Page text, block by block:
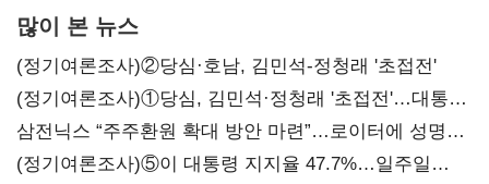
많이 본 뉴스
(정기여론조사)②당심·호남, 김민석-정청래 '초접전'
(정기여론조사)①당심, 김민석·정청래 '초접전'…대통령
지지도 '50% 아래로'(종합)
삼전닉스 “주주환원 확대 방안 마련”…로이터에 성명
보내
(정기여론조사)⑤이 대통령 지지율 47.7%…일주일